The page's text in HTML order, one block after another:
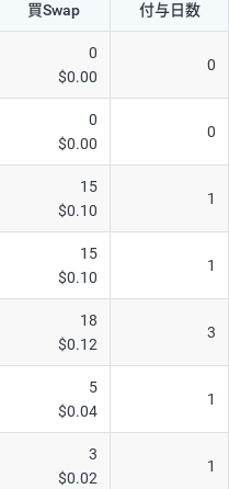
1,400円 185.7円
17,280円
39,680円 32.7円
37,180円
86,230円
36,920円
74,270円 13.8円
86,230円
買Swap 付与日数
0
$0.00
0
0
$0.00
0
15
$0.10
1
15
$0.10
1
18
$0.12
3
5
$0.04
1
3
$0.02
1